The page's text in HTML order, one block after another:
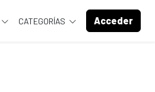
CATEGORÍAS Acceder